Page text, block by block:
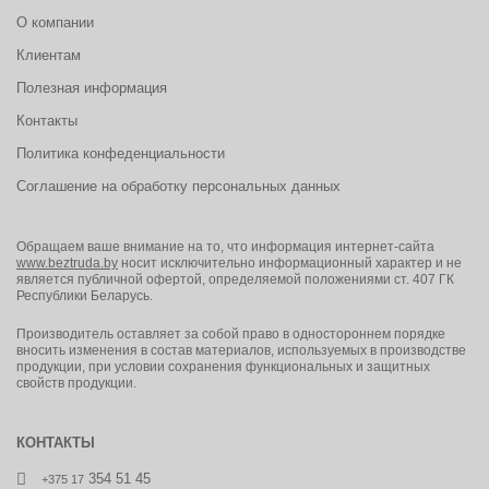
Полнотно-размерные характеристики применяемой при
производстве обуви колодки обеспечивают удобство в носке
дня.
О компании
Клиентам
Полезная информация
Контакты
Политика конфеденциальности
Соглашение на обработку персональных данных
Обращаем ваше внимание на то, что информация интернет-сайта
www.beztruda.by носит исключительно информационный характер и не
является публичной офертой, определяемой положениями ст. 407 ГК
Республики Беларусь.
Производитель оставляет за собой право в одностороннем порядке
вносить изменения в состав материалов, используемых в производстве
продукции, при условии сохранения функциональных и защитных
свойств продукции.
КОНТАКТЫ
+375 17 354 51 45